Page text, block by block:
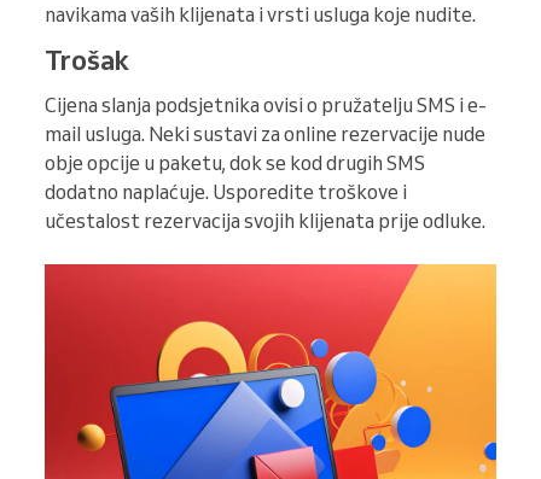
navikama vaših klijenata i vrsti usluga koje nudite.
Trošak
Cijena slanja podsjetnika ovisi o pružatelju SMS i e-
mail usluga. Neki sustavi za online rezervacije nude
obje opcije u paketu, dok se kod drugih SMS
dodatno naplaćuje. Usporedite troškove i
učestalost rezervacija svojih klijenata prije odluke.